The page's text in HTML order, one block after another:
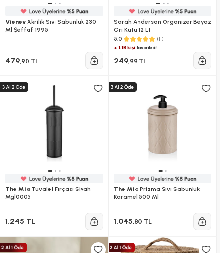
Vienev Akrilik Sıvı Sabunluk 230
Ml Şeffaf 1995
479,90 TL
Sarah Anderson Organizer Beyaz
Gri Kutu 12 Lt
5.0 (11)
+ 1.1B kişifavoriledi!
249,99 TL
The Mia Tuvalet Fırçası Siyah
Mgl0005
1.245 TL
The MiaPrizma Sıvı Sabunluk
Karamel 500 Ml
1.045,80 TL